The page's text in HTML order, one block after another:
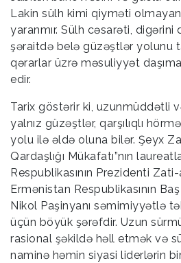
Lakin sülh kimi qiyməti
yaranmır. Sülh cəsarəti,
şəraitdə belə güzəştlər yolunu
qərarlar üzrə məsuliyyət
edir.
Tarix göstərir ki, uzunmüddətli
yalnız güzəştlər, qarşılıqlı
yolu ilə əldə oluna bilər. Şeyx
Qardaşlığı Mükafatı”nın
Respublikasının Prezidenti
Ermənistan Respublikasının
Nikol Paşinyanı səmimiyyətlə
üçün böyük şərəfdir. Uzun
rasional şəkildə həll etmək və
naminə həmin siyasi liderlərin